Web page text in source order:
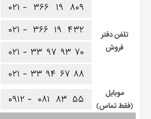
تلفن دفتر
فروش
۰۲۱ - ۳۶۶ ۱۹ ۸۰۹
۰۲۱ - ۳۶۶ ۱۹ ۴۳۲
۰۲۱ - ۳۳ ۹۷ ۹۳ ۷۰
۰۲۱ - ۳۳ ۹۴ ۶۷ ۸۸
موبایل
(فقط تماس)
۰۹۱۲ - ۰۸۱ ۸۳ ۵۵